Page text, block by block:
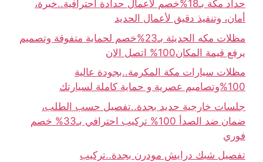
حداد مكة بـ18%خصم لأعمال حدادة احترافية..خبرة،
أمان، وتنفيذ دقيق لأعمال الحديد
مظلات مكه الحديثة بـ23%خصم لحماية متفوقة وتصميم
يرفع قيمة المكان100% اتصل الان
مظلات سيارات مكة المكرمة..بجودة عالية
100%وتصاميم عصرية و حماية كاملة لسيارتك
جلسات خارجية حديد بجدة..تفصيل حسب الطلب،
ضمان ضد الصدأ 100% تركيب احترافي بـ33% خصم
فوري
تفصيل شبك درايش مودرن بجدة..تركيب